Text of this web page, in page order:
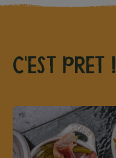
C'est pret !